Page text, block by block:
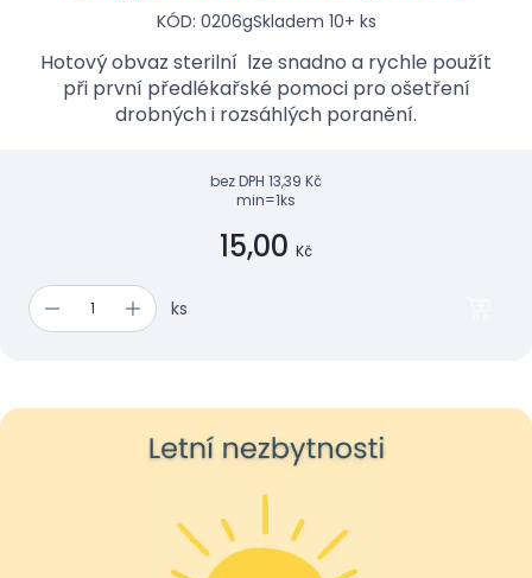
KÓD: 0206gSkladem 10+ ks
Hotový obvaz sterilní lze snadno a rychle použít
při první předlékařské pomoci pro ošetření
drobných i rozsáhlých poranění.
bez DPH 13,39 Kč
min=1ks
15,00 Kč
ks